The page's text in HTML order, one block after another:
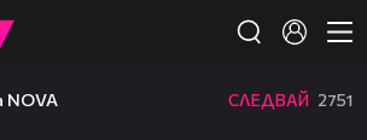
NOVA СЛЕДВАЙ 2751